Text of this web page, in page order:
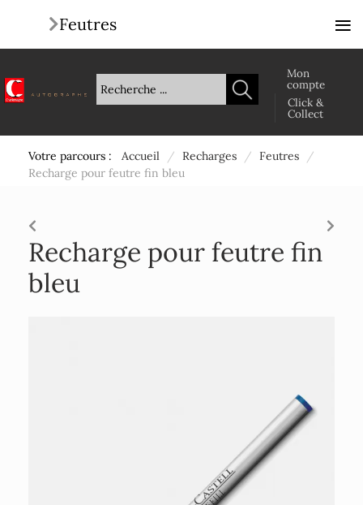
Mon
compte
Click &
Collect
Votre parcours : Accueil / Recharges / Feutres
/
Recharge pour feutre fin bleu
Recharge pour feutre fin
bleu
Feutres ≡